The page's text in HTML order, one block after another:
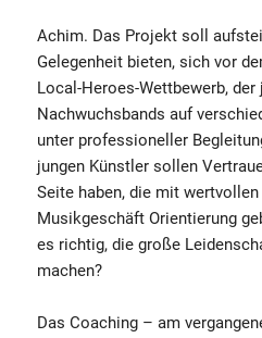
Achim. Das Projekt soll
Gelegenheit bieten, sich vor
Local-Heroes-Wettbewerb,
Nachwuchsbands auf
unter professioneller
jungen Künstler sollen
Seite haben, die mit
Musikgeschäft Orientierung
es richtig, die große
machen?
Das Coaching – am